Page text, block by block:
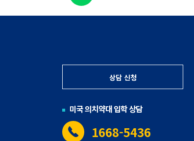
상담 신청
미국 의치약대 입학 상담
1668-5436